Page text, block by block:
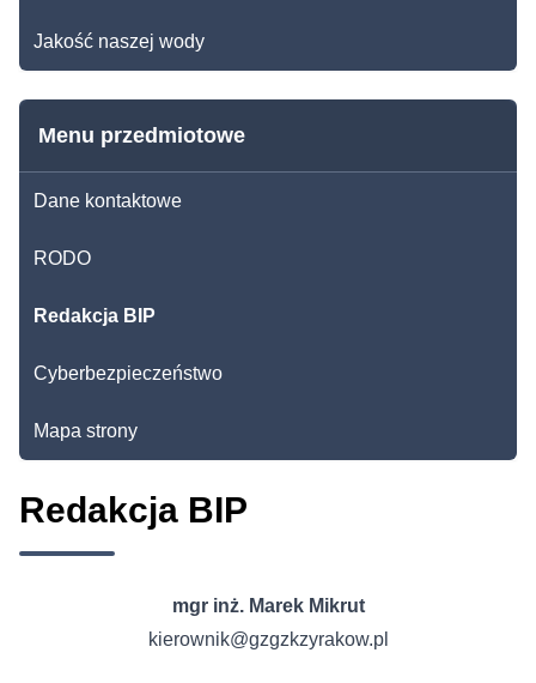
Jakość naszej wody
Menu przedmiotowe
Dane kontaktowe
RODO
Redakcja BIP
Cyberbezpieczeństwo
Mapa strony
Redakcja BIP
mgr inż. Marek Mikrut
kierownik@gzgzkzyrakow.pl